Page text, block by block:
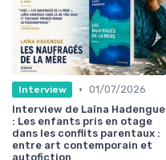
Interview • 01/07/2026
Interview de Laïna Hadengue
: Les enfants pris en otage
dans les conflits parentaux :
entre art contemporain et
autofiction